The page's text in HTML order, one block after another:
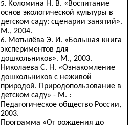
Коломина Н. В. «Воспитание
основ экологической культуры в
детском саду: сценарии занятий».
М., 2004.
Мотылёва Э. И. «Большая книга
экспериментов для
дошкольников». М., 2003.
Николаева С. Н. «Ознакомление
дошкольников с неживой
природой. Природопользование в
детском саду» - М. :
Педагогическое общество России,
2003.
Программа «От рождения до